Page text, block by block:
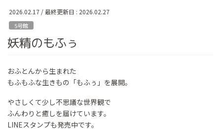
2026.02.17 / 最終更新日 : 2026.02.27
5号館
妖精のもふぅ
おふとんから生まれた
もふもふな生きもの「もふぅ」を展開。
やさしくて少し不思議な世界観で
ふんわりと癒しを届けています。
LINEスタンプも発売中です。